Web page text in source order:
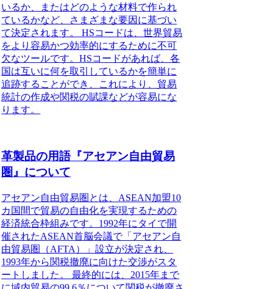
いるか、またはどのような材料で作られ
ているかなど、さまざまな要因に基づい
て決定されます。 HSコードは、世界貿易
をより容易かつ効率的にするために不可
欠なツールです。HSコードがあれば、各
国は互いに何を取引しているかを簡単に
追跡することができ、これにより、貿易
統計の作成や関税の賦課などが容易にな
ります。
革製品の用語『アセアン自由貿易
圏』について
アセアン自由貿易圏とは、ASEAN加盟10
カ国間で貿易の自由化を実現するための
経済統合枠組みです。1992年にタイで開
催されたASEAN首脳会議で「アセアン自
由貿易圏（AFTA）」設立が決定され、
1993年から関税撤廃に向けた交渉がスタ
ートしました。 最終的には、2015年まで